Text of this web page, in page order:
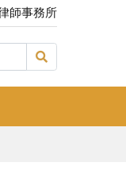
師事務所